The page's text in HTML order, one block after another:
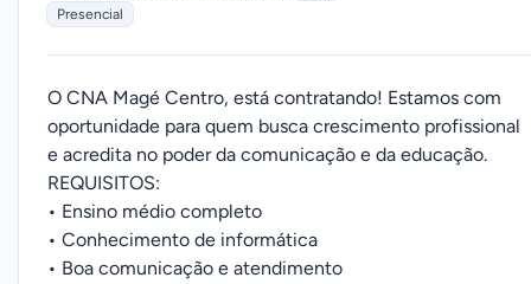
Presencial
O CNA Magé Centro, está contratando! Estamos com
oportunidade para quem busca crescimento profissional
e acredita no poder da comunicação e da educação.
REQUISITOS:
• Ensino médio completo
• Conhecimento de informática
• Boa comunicação e atendimento